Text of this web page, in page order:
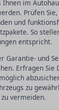
Ihnen im
Prüfen
und
So
entspricht.
Garantie- und
Erfragen
zu
vermeiden.